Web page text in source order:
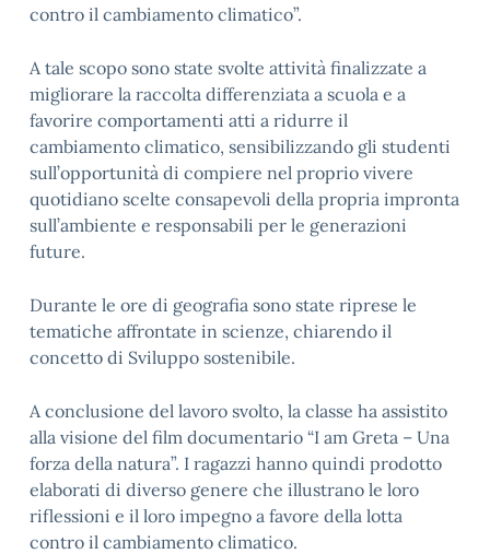
contro il cambiamento climatico”.
A tale scopo sono state svolte attività finalizzate a
migliorare la raccolta differenziata a scuola e a
favorire comportamenti atti a ridurre il
cambiamento climatico, sensibilizzando gli studenti
sull’opportunità di compiere nel proprio vivere
quotidiano scelte consapevoli della propria impronta
sull’ambiente e responsabili per le generazioni
future.
Durante le ore di geografia sono state riprese le
tematiche affrontate in scienze, chiarendo il
concetto di Sviluppo sostenibile.
A conclusione del lavoro svolto, la classe ha assistito
alla visione del film documentario “I am Greta – Una
forza della natura”. I ragazzi hanno quindi prodotto
elaborati di diverso genere che illustrano le loro
riflessioni e il loro impegno a favore della lotta
contro il cambiamento climatico.